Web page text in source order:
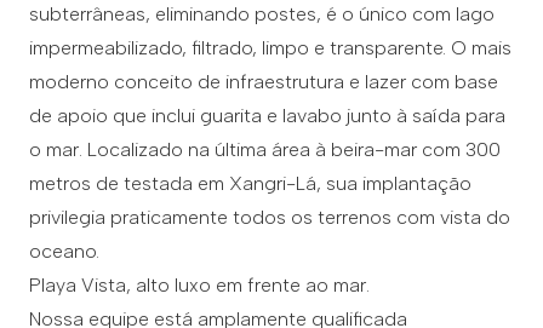
subterrâneas, eliminando postes, é o único com lago
impermeabilizado, filtrado, limpo e transparente. O mais
moderno conceito de infraestrutura e lazer com base
de apoio que inclui guarita e lavabo junto à saída para
o mar. Localizado na última área à beira-mar com 300
metros de testada em Xangri-Lá, sua implantação
privilegia praticamente todos os terrenos com vista do
oceano.
Playa Vista, alto luxo em frente ao mar.
Nossa equipe está amplamente qualificada